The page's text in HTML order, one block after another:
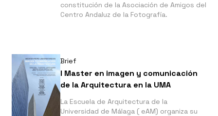
constitución de la Asociación de Amigos del
Centro Andaluz de la Fotografía.
Brief
I Master en imagen y comunicación
de la Arquitectura en la UMA
La Escuela de Arquitectura de la
Universidad de Málaga ( eAM) organiza su